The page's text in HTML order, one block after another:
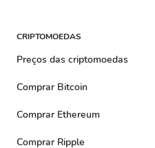
CRIPTOMOEDAS
Preços das criptomoedas
Comprar Bitcoin
Comprar Ethereum
Comprar Ripple